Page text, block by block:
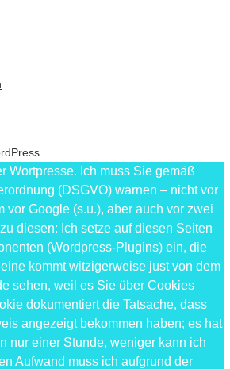
Wortpresse. Ich muss Sie gemäß
(DSGVO) warnen – nicht vor
vor Google (s.u.), aber auch vor zwei
diesen: Ich setze auf diesen Seiten
(Wordpress-Plugins) ein, die
kommt witzigerweise just von dem
sehen, weil es Sie über Cookies
dokumentiert die Tatsache, dass
angezeigt bekommen haben; es hat
nur einer Stunde, weniger kann ich
Aufwand muss ich aufgrund der